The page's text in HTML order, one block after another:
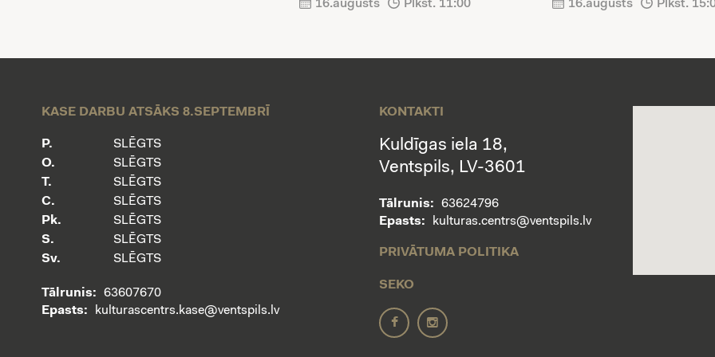
16.augusts Plkst. 11:00 16.augusts Plkst.
KASE DARBU ATSĀKS 8.SEPTEMBRĪ
P.
SLĒGTS
O.
SLĒGTS
T.
SLĒGTS
C.
SLĒGTS
Pk.
SLĒGTS
S.
SLĒGTS
Sv.
SLĒGTS
Tālrunis:
63607670
Epasts:
kulturascentrs.kase@ventspils.lv
KONTAKTI
Kuldīgas iela 18,
Ventspils, LV-3601
Tālrunis:
63624796
Epasts:
kulturas.centrs@ventspils.lv
PRIVĀTUMA POLITIKA
SEKO